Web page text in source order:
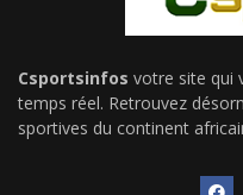
Csportsinfos votre site qui
temps réel. Retrouvez
sportives du continent